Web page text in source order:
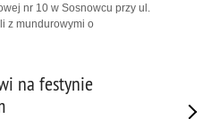
nr 10 w Sosnowcu przy ul.
z mundurowymi o
na festynie